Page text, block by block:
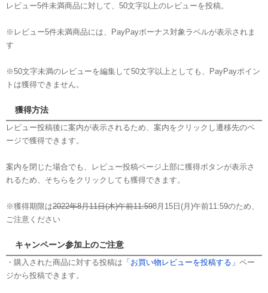
レビュー5件未満商品に対して、50文字以上のレビューを投稿。
※レビュー5件未満商品には、PayPayボーナス対象ラベルが表示されま
す
※50文字未満のレビューを編集して50文字以上としても、PayPayポイン
トは獲得できません。
獲得方法
レビュー投稿後に案内が表示されるため、案内をクリックし遷移先のペ
ージで獲得できます。
案内を閉じた場合でも、レビュー投稿ページ上部に獲得ボタンが表示さ
れるため、そちらをクリックしても獲得できます。
※獲得期限は2022年8月11日(木)午前11:598月15日(月)午前11:59のため、
ご注意ください
キャンペーン参加上のご注意
・購入された商品に対する投稿は 「お買い物レビューを投稿する」 ペー
ジから投稿できます。